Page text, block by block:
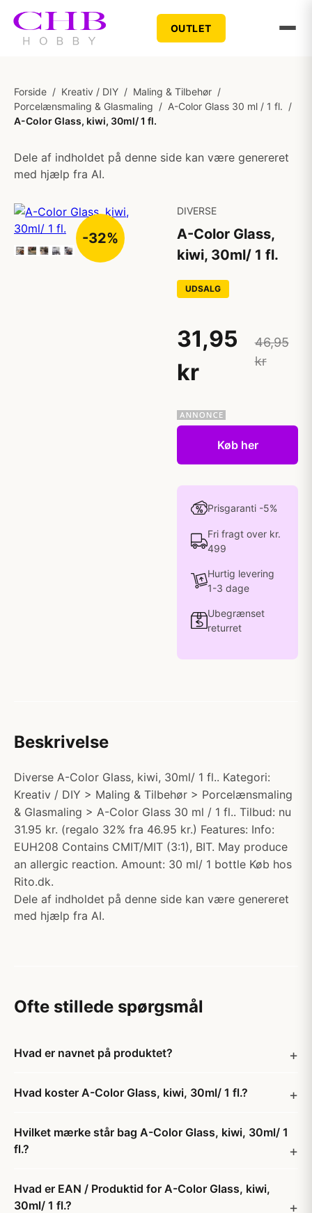
OUTLET
Forside / Kreativ / DIY / Maling & Tilbehør /
Porcelænsmaling & Glasmaling / A-Color Glass 30 ml / 1 fl. /
A-Color Glass, kiwi, 30ml/ 1 fl.
Dele af indholdet på denne side kan være genereret
med hjælp fra AI.
-32%
DIVERSE
A-Color Glass,
kiwi, 30ml/ 1 fl.
UDSALG
31,95
kr
46,95
kr
Køb her
Prisgaranti -5%
Fri fragt over kr.
499
Hurtig levering
1-3 dage
Ubegrænset
returret
Beskrivelse
Diverse A-Color Glass, kiwi, 30ml/ 1 fl.. Kategori:
Kreativ / DIY > Maling & Tilbehør > Porcelænsmaling
& Glasmaling > A-Color Glass 30 ml / 1 fl.. Tilbud: nu
31.95 kr. (regalo 32% fra 46.95 kr.) Features: Info:
EUH208 Contains CMIT/MIT (3:1), BIT. May produce
an allergic reaction. Amount: 30 ml/ 1 bottle Køb hos
Rito.dk.
Dele af indholdet på denne side kan være genereret
med hjælp fra AI.
Ofte stillede spørgsmål
Hvad er navnet på produktet?
Hvad koster A-Color Glass, kiwi, 30ml/ 1 fl.?
Hvilket mærke står bag A-Color Glass, kiwi, 30ml/ 1
fl.?
Hvad er EAN / Produktid for A-Color Glass, kiwi,
30ml/ 1 fl.?